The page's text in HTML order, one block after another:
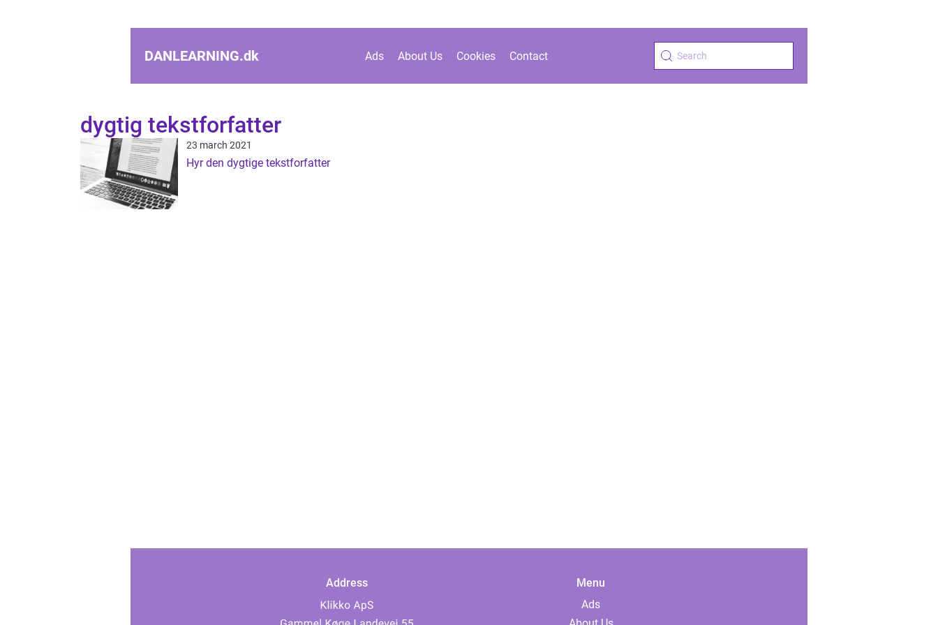
DANLEARNING.dk Ads About Us Cookies Contact
dygtig tekstforfatter
23 march 2021
Hyr den dygtige tekstforfatter
Address
Menu
Ads